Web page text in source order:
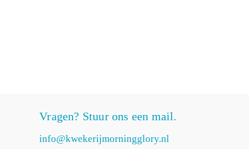
Vragen? Stuur ons een mail.
info@kwekerijmorningglory.nl